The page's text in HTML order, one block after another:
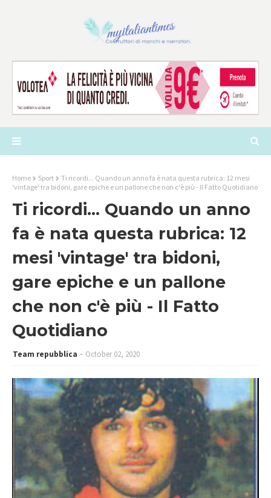
Home Sport
Ti ricordi... Quando un anno fa è nata questa rubrica: 12 mesi
'vintage' tra bidoni, gare epiche e un pallone che non c'è più - Il Fatto Quotidiano
Ti ricordi... Quando un anno
fa è nata questa rubrica: 12
mesi 'vintage' tra bidoni,
gare epiche e un pallone
che non c'è più - Il Fatto
Quotidiano
Team repubblica October 02, 2020